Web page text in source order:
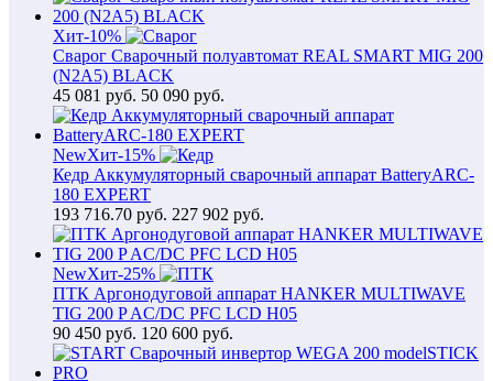
Хит-10%
Сварог Сварочный полуавтомат REAL SMART MIG 200
(N2A5) BLACK
45 081 руб. 50 090 руб.
NewХит-15%
Кедр Аккумуляторный сварочный аппарат BatteryARC-
180 EXPERT
193 716.70 руб. 227 902 руб.
NewХит-25%
ПТК Аргонодуговой аппарат HANKER MULTIWAVE
TIG 200 P AC/DC PFC LCD H05
90 450 руб. 120 600 руб.